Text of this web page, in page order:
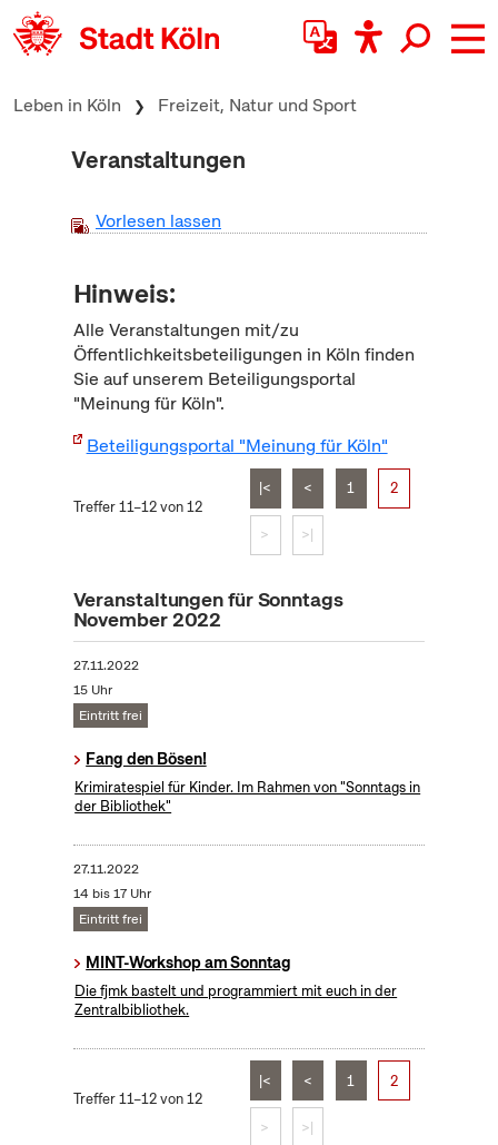
zum Inhalt springen
Leben in Köln Freizeit, Natur und Sport
Veranstaltungen
Vorlesen lassen
Hinweis:
Alle Veranstaltungen mit/zu
Öffentlichkeitsbeteiligungen in Köln finden
Sie auf unserem Beteiligungsportal
"Meinung für Köln".
Beteiligungsportal "Meinung für Köln"
Treffer 11–12 von 12
|< < 1 2
> >|
Veranstaltungen für Sonntags
November 2022
27.11.2022
15 Uhr
Eintritt frei
Fang den Bösen!
Krimiratespiel für Kinder. Im Rahmen von "Sonntags in
der Bibliothek"
27.11.2022
14 bis 17 Uhr
Eintritt frei
MINT-Workshop am Sonntag
Die fjmk bastelt und programmiert mit euch in der
Zentralbibliothek.
Treffer 11–12 von 12
|< < 1 2
> >|